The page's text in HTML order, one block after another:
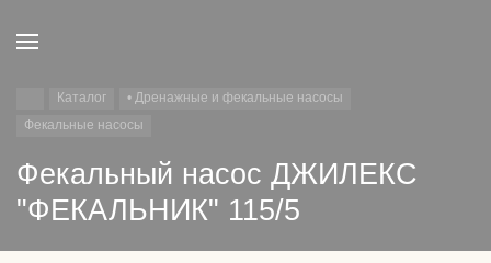
Каталог
• Дренажные и фекальные насосы
Фекальные насосы
Фекальный насос ДЖИЛЕКС
"ФЕКАЛЬНИК" 115/5